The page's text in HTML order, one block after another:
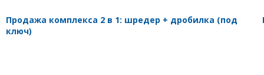
Продажа комплекса 2 в 1: шредер + дробилка (под
ключ)